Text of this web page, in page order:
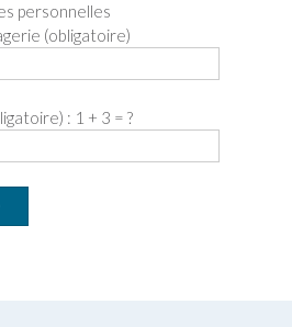
personnelles
(obligatoire)
: 1 + 3 = ?